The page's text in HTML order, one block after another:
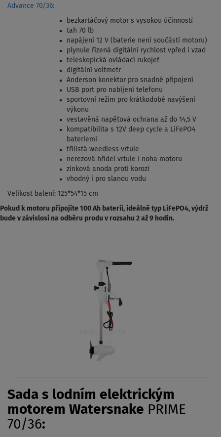
Advance 70/36:
bezkartáčový motor s vysokou účinností
tah 70 lb
napájení 12 V (baterie není součástí motoru)
plynule řízená digitální rychlost vpřed i vzad
teleskopická ovládací rukojeť
digitální voltmetr
Anderson konektor pro snadné připojení
USB port pro nabíjení telefonu
sportovní režim pro krátkodobé navýšení
výkonu
vestavěná napěťová ochrana až do 14,5 V
kompatibilita s 12V deep cycle a LiFePO4
bateriemi
třílistá weedless vrtule
nerezová hřídel vrtule i noha motoru
zinková anoda proti korozi
vhodný i pro slanou vodu
Velikost balení: 125*54*15 cm
Pokud k motoru připojíte 100 Ah baterii, ideálně typ LiFePO4, výdrž
bude v závislosi na odběru produ v rozsahu 2 až 9 hodin.
Sada s lodním elektrickým
motorem Watersnake PRIME
70/36: